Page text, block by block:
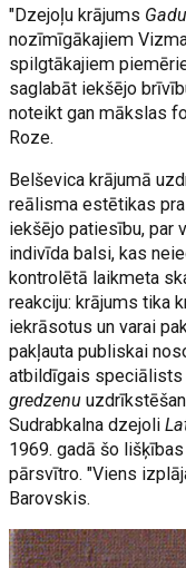
"Dzejoļu krājums
nozīmīgākajiem
spilgtākajiem
saglabāt iekšējo
noteikt gan mākslas
Roze.
Belševica krājumā
reālisma estētikas
iekšējo patiesību, par
indivīda balsi, kas
kontrolētā laikmeta
reakciju: krājums tika
iekrāsotus un varai
pakļauta publiskai
atbildīgais speciālists
gredzenu
Sudrabkalna dzejoli
1969. gadā šo
pārsvītro. "Viens
Barovskis.